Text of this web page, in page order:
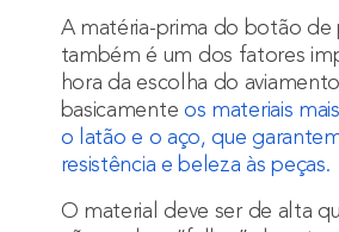
A matéria-prima do botão de
também é um dos fatores
hora da escolha do
basicamente os materiais
o latão e o aço, que
resistência e beleza às peças.
O material deve ser de alta